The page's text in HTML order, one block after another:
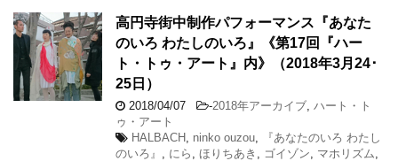
高円寺街中制作パフォーマンス『あなた
のいろ わたしのいろ』《第17回『ハー
ト・トゥ・アート』内》（2018年3月24･
25日）
2018/04/07 -2018年アーカイブ ハート・ト
ゥ・アート
HALBACH ninko ouzou
『あなたのいろ わたし
のいろ』
にら ほりちあき ゴイゾン マホリズム